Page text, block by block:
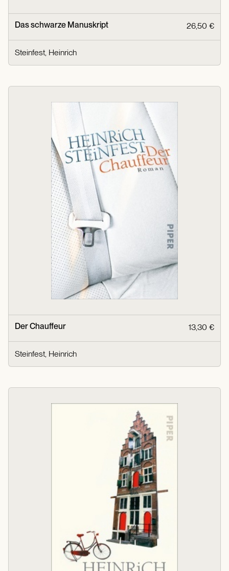
Das schwarze Manuskript 26,50 €
Steinfest, Heinrich
Der Chauffeur 13,30 €
Steinfest, Heinrich